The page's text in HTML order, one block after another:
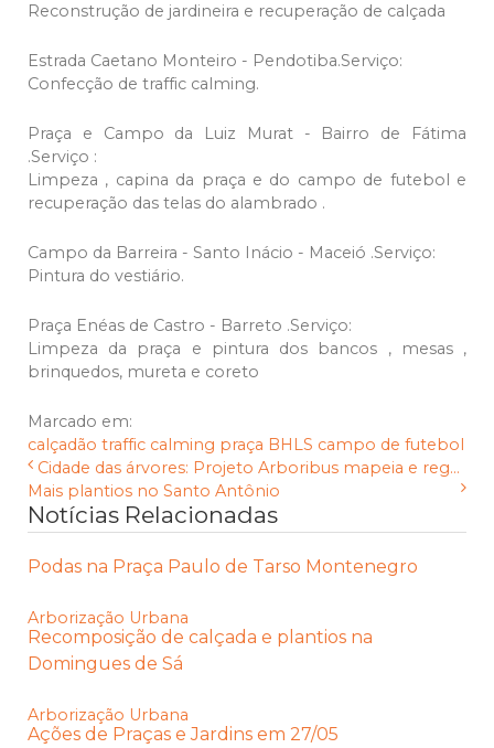
Reconstrução de jardineira e recuperação de calçada
Estrada Caetano Monteiro - Pendotiba.Serviço:
Confecção de traffic calming.
Praça e Campo da Luiz Murat - Bairro de Fátima
.Serviço :
Limpeza , capina da praça e do campo de futebol e
recuperação das telas do alambrado .
Campo da Barreira - Santo Inácio - Maceió .Serviço:
Pintura do vestiário.
Praça Enéas de Castro - Barreto .Serviço:
Limpeza da praça e pintura dos bancos , mesas ,
brinquedos, mureta e coreto
Marcado em:
calçadão traffic calming praça BHLS campo de futebol
Cidade das árvores: Projeto Arboribus mapeia e reg...
Mais plantios no Santo Antônio
Notícias Relacionadas
Podas na Praça Paulo de Tarso Montenegro
Arborização Urbana
Recomposição de calçada e plantios na
Domingues de Sá
Arborização Urbana
Ações de Praças e Jardins em 27/05